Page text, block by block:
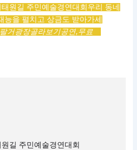
원길 주민예술경연대회 우리 동네
능을 펼치고 상금도 받아가세
거광장골라보기공연,무료
길 주민예술경연대회